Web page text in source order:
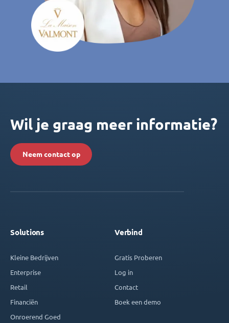
Wil je graag meer informatie?
Neem contact op
Solutions
Kleine Bedrijven
Enterprise
Retail
Financiën
Onroerend Goed
Verbind
Gratis Proberen
Log in
Contact
Boek een demo